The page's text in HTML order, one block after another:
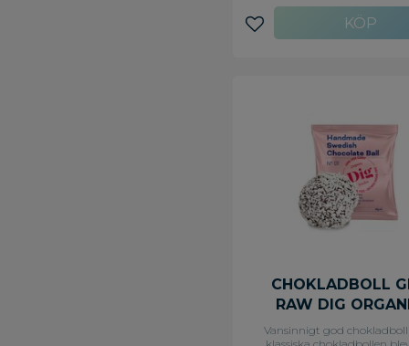
Lägg till i favoriter
CHOKLADBOLL
RAW DIG
Vansinnigt god